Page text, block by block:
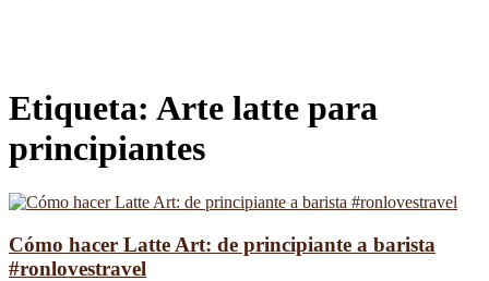
Etiqueta: Arte latte para
principiantes
Cómo hacer Latte Art: de principiante a barista
#ronlovestravel